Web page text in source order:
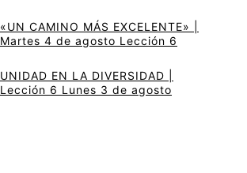
«UN CAMINO MÁS EXCELENTE» |
Martes 4 de agosto Lección 6
UNIDAD EN LA DIVERSIDAD |
Lección 6 Lunes 3 de agosto